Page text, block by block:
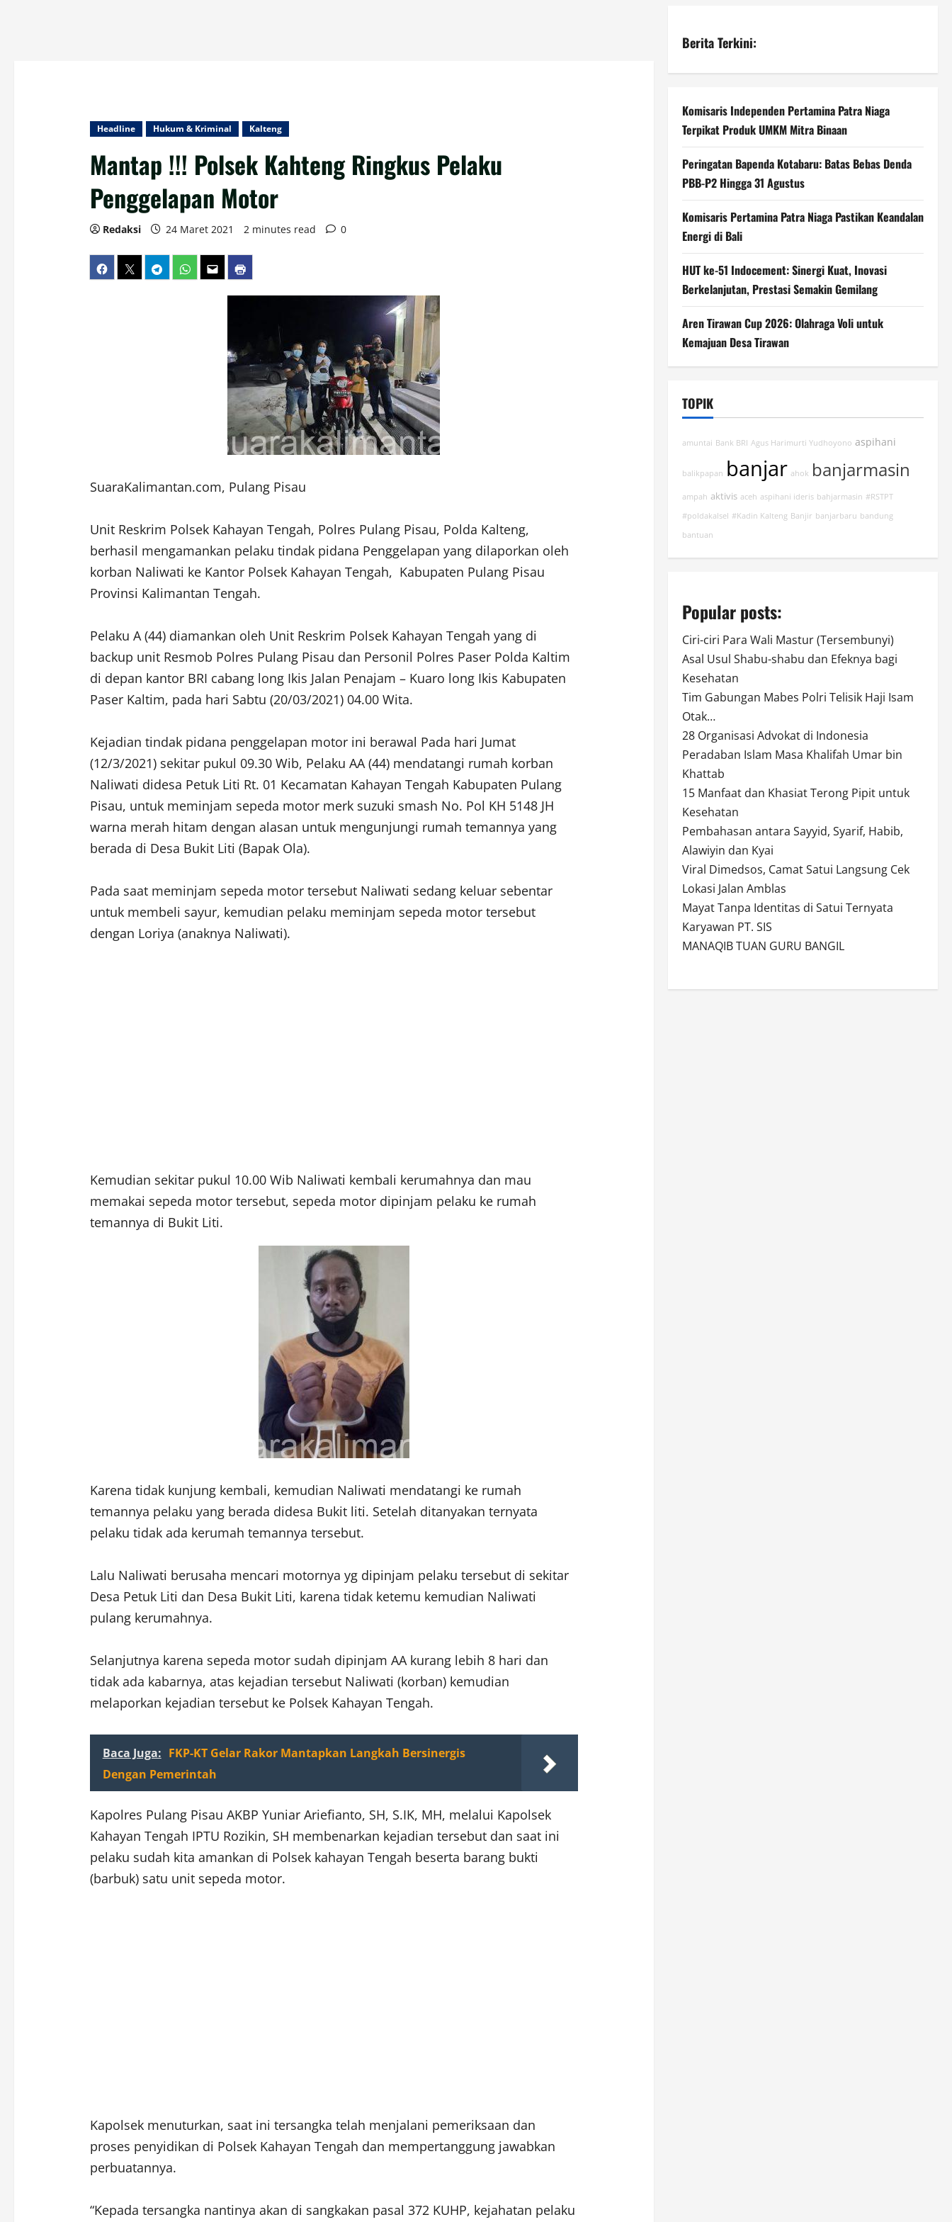
Headline Hukum & Kriminal Kalteng
Mantap !!! Polsek Kahteng Ringkus Pelaku
Penggelapan Motor
Redaksi 24 Maret 2021 2 minutes read 0
SuaraKalimantan.com, Pulang Pisau
Unit Reskrim Polsek Kahayan Tengah, Polres Pulang Pisau, Polda Kalteng,
berhasil mengamankan pelaku tindak pidana Penggelapan yang dilaporkan oleh
korban Naliwati ke Kantor Polsek Kahayan Tengah, Kabupaten Pulang Pisau
Provinsi Kalimantan Tengah.
Pelaku A (44) diamankan oleh Unit Reskrim Polsek Kahayan Tengah yang di
backup unit Resmob Polres Pulang Pisau dan Personil Polres Paser Polda Kaltim
di depan kantor BRI cabang long Ikis Jalan Penajam – Kuaro long Ikis Kabupaten
Paser Kaltim, pada hari Sabtu (20/03/2021) 04.00 Wita.
Kejadian tindak pidana penggelapan motor ini berawal Pada hari Jumat
(12/3/2021) sekitar pukul 09.30 Wib, Pelaku AA (44) mendatangi rumah korban
Naliwati didesa Petuk Liti Rt. 01 Kecamatan Kahayan Tengah Kabupaten Pulang
Pisau, untuk meminjam sepeda motor merk suzuki smash No. Pol KH 5148 JH
warna merah hitam dengan alasan untuk mengunjungi rumah temannya yang
berada di Desa Bukit Liti (Bapak Ola).
Pada saat meminjam sepeda motor tersebut Naliwati sedang keluar sebentar
untuk membeli sayur, kemudian pelaku meminjam sepeda motor tersebut
dengan Loriya (anaknya Naliwati).
Kemudian sekitar pukul 10.00 Wib Naliwati kembali kerumahnya dan mau
memakai sepeda motor tersebut, sepeda motor dipinjam pelaku ke rumah
temannya di Bukit Liti.
Karena tidak kunjung kembali, kemudian Naliwati mendatangi ke rumah
temannya pelaku yang berada didesa Bukit liti. Setelah ditanyakan ternyata
pelaku tidak ada kerumah temannya tersebut.
Lalu Naliwati berusaha mencari motornya yg dipinjam pelaku tersebut di sekitar
Desa Petuk Liti dan Desa Bukit Liti, karena tidak ketemu kemudian Naliwati
pulang kerumahnya.
Selanjutnya karena sepeda motor sudah dipinjam AA kurang lebih 8 hari dan
tidak ada kabarnya, atas kejadian tersebut Naliwati (korban) kemudian
melaporkan kejadian tersebut ke Polsek Kahayan Tengah.
Baca Juga: FKP-KT Gelar Rakor Mantapkan Langkah Bersinergis
Dengan Pemerintah
Kapolres Pulang Pisau AKBP Yuniar Ariefianto, SH, S.IK, MH, melalui Kapolsek
Kahayan Tengah IPTU Rozikin, SH membenarkan kejadian tersebut dan saat ini
pelaku sudah kita amankan di Polsek kahayan Tengah beserta barang bukti
(barbuk) satu unit sepeda motor.
Kapolsek menuturkan, saat ini tersangka telah menjalani pemeriksaan dan
proses penyidikan di Polsek Kahayan Tengah dan mempertanggung jawabkan
perbuatannya.
“Kepada tersangka nantinya akan di sangkakan pasal 372 KUHP, kejahatan pelaku
Berita Terkini:
Komisaris Independen Pertamina Patra Niaga
Terpikat Produk UMKM Mitra Binaan
Peringatan Bapenda Kotabaru: Batas Bebas Denda
PBB-P2 Hingga 31 Agustus
Komisaris Pertamina Patra Niaga Pastikan Keandalan
Energi di Bali
HUT ke-51 Indocement: Sinergi Kuat, Inovasi
Berkelanjutan, Prestasi Semakin Gemilang
Aren Tirawan Cup 2026: Olahraga Voli untuk
Kemajuan Desa Tirawan
TOPIK
amuntai Bank BRI Agus Harimurti Yudhoyono aspihani
balikpapan banjar ahok banjarmasin
ampah aktivis aceh aspihani ideris bahjarmasin #RSTPT
#poldakalsel #Kadin Kalteng Banjir banjarbaru bandung
bantuan
Popular posts:
Ciri-ciri Para Wali Mastur (Tersembunyi)
Asal Usul Shabu-shabu dan Efeknya bagi
Kesehatan
Tim Gabungan Mabes Polri Telisik Haji Isam
Otak…
28 Organisasi Advokat di Indonesia
Peradaban Islam Masa Khalifah Umar bin
Khattab
15 Manfaat dan Khasiat Terong Pipit untuk
Kesehatan
Pembahasan antara Sayyid, Syarif, Habib,
Alawiyin dan Kyai
Viral Dimedsos, Camat Satui Langsung Cek
Lokasi Jalan Amblas
Mayat Tanpa Identitas di Satui Ternyata
Karyawan PT. SIS
MANAQIB TUAN GURU BANGIL